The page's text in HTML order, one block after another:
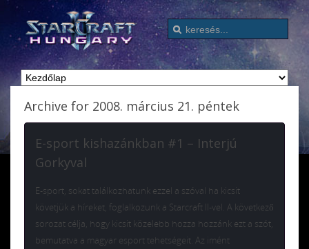
Archive for 2008. március 21. péntek
E-sport kishazánkban #1 – Interjú
Gorkyval
E-sport, sokat találkozhatunk ezzel a szóval ha kicsit
követjük a híreket, foglalkozunk a Starcraft II-vel. A következő
sorozat célja, hogy kicsit közelebb hozza hozzánk ezt a szót,
bemutatva a magyar esport tehetségeit. Az imént